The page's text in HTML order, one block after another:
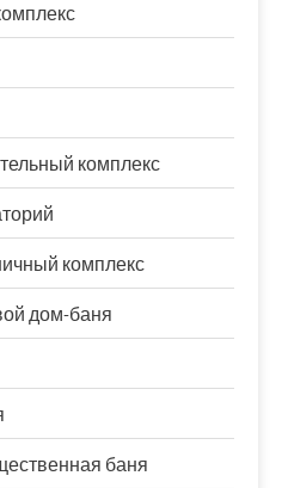
комплекс
комплекс
дом-баня
баня